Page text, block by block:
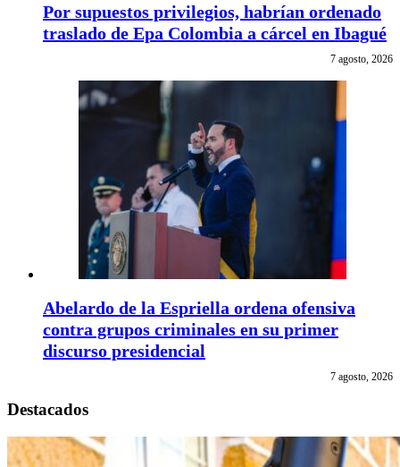
Por supuestos privilegios, habrían ordenado
traslado de Epa Colombia a cárcel en Ibagué
7 agosto, 2026
Abelardo de la Espriella ordena ofensiva
contra grupos criminales en su primer
discurso presidencial
7 agosto, 2026
Destacados